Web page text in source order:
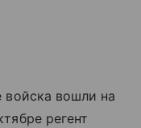
войска вошли на
регент